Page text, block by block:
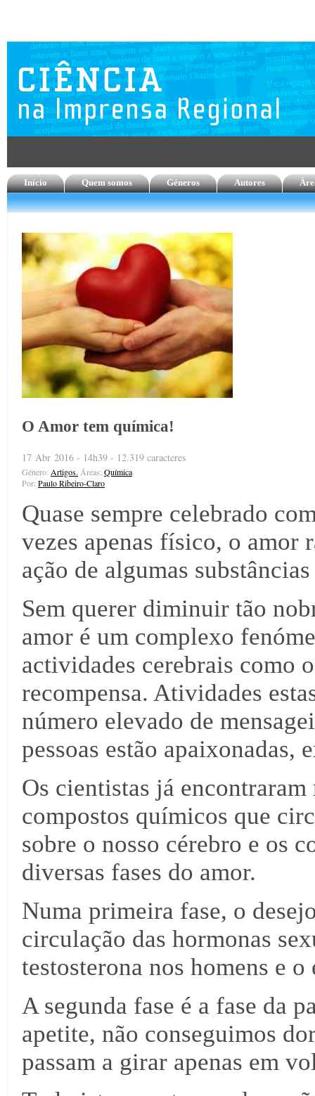
Início Quem somos Géneros Autores
O Amor tem química!
17 Abr 2016 - 14h39 - 12.319 caracteres
Género: Artigos. Áreas: Química
Por: Paulo Ribeiro-Claro
Quase sempre celebrado
vezes apenas físico, o amor
ação de algumas
Sem querer diminuir tão
amor é um complexo
actividades cerebrais como
recompensa. Atividades
número elevado de
pessoas estão apaixonadas,
Os cientistas já
compostos químicos que
sobre o nosso cérebro e os
diversas fases do amor.
Numa primeira fase, o
circulação das hormonas
testosterona nos homens e
A segunda fase é a fase da
apetite, não conseguimos
passam a girar apenas em